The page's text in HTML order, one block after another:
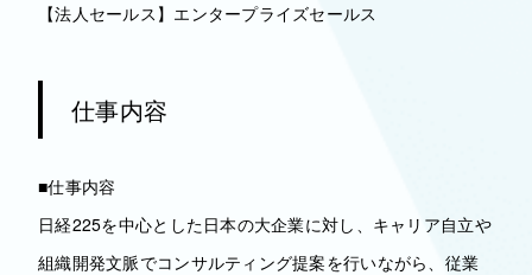
【法人セールス】エンタープライズセールス
仕事内容
■仕事内容
日経225を中心とした日本の大企業に対し、キャリア自立や
組織開発文脈でコンサルティング提案を行いながら、従業